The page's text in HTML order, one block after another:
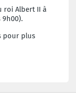
roi Albert II à
9h00).
pour plus